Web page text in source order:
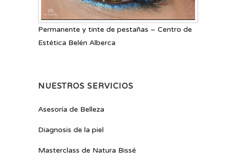
Permanente y tinte de pestañas – Centro de
Estética Belén Alberca
NUESTROS SERVICIOS
Asesoría de Belleza
Diagnosis de la piel
Masterclass de Natura Bissé